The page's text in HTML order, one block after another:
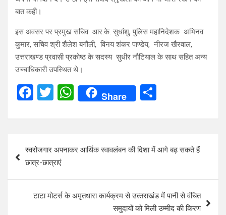
बात कही।
इस अवसर पर प्रमुख सचिव आर.के. सुधांशु, पुलिस महानिदेशक अभिनव
कुमार, सचिव श्री शैलेश बगौली, विनय शंकर पाण्डेय, नीरज खैरवाल,
उत्तराखण्ड प्रवासी प्रकोष्ठ के सदस्य सुधीर नौटियाल के साथ सहित अन्य
उच्चाधिकारी उपस्थित थे।
F
ce
b
o
o
k
T
tt
W
at
A
p
Share
ar
navigation
स्वरोजगार अपनाकर आर्थिक स्वावलंबन की दिशा में आगे बढ़ सकते हैं
छात्र-छात्राएं
टाटा मोटर्स के अमृतधारा कार्यक्रम से उत्‍तराखंड में पानी से वंचित
समुदायों को मिली उम्‍मीद की किरण